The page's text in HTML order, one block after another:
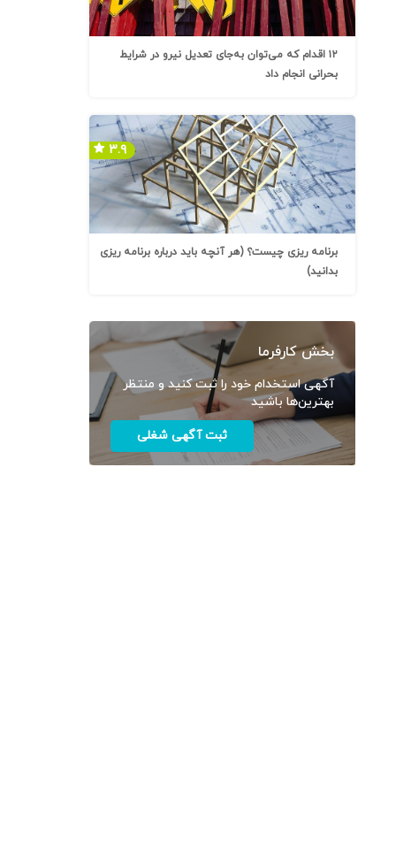
۱۲ اقدام که می‌توان به‌جای تعدیل نیرو در شرایط
بحرانی انجام داد
برنامه ریزی چیست؟ (هر آنچه باید درباره برنامه ریزی
بدانید)
۳.۹
بخش کارفرما
آگهی استخدام خود را ثبت کنید و منتظر
بهترین‌ها باشید
ثبت آگهی شغلی